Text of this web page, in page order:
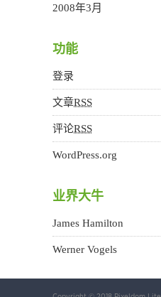
2008年3月
功能
登录
文章RSS
评论RSS
WordPress.org
业界大牛
James Hamilton
Werner Vogels